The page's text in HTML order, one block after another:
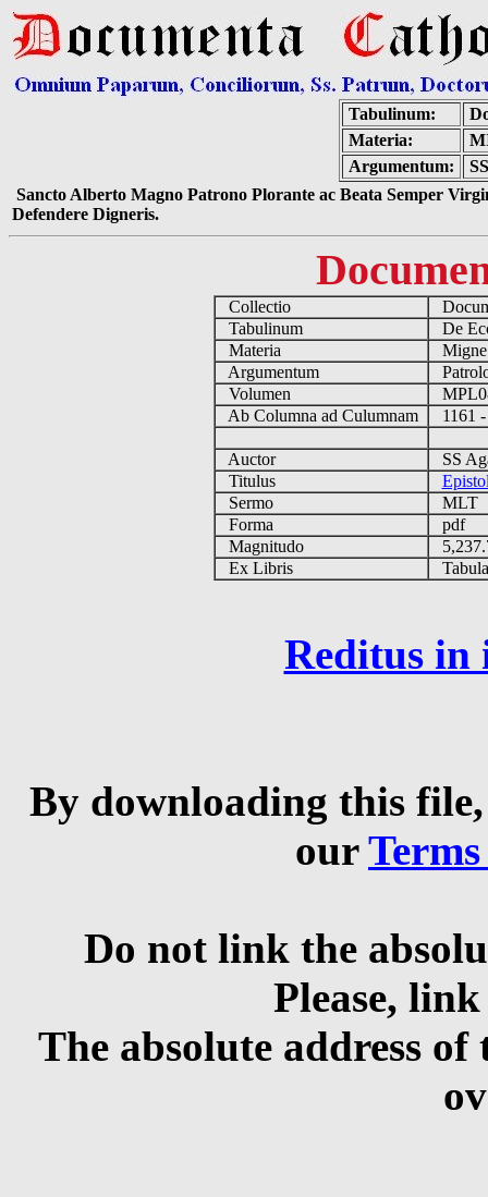
Tabulinum:
Materia:
Argumentum:
Sancto Alberto Magno Patrono Plorante ac Beata Semper
Defendere Digneris.
Collectio
Tabulinum
De
Materia
Argumentum
Volumen
Ab Columna ad Culumnam
1161
Auctor
SS
Titulus
Sermo
MLT
Forma
pdf
Magnitudo
Ex Libris
Reditus in
By downloading this
our
Do not link the
Please,
The absolute address